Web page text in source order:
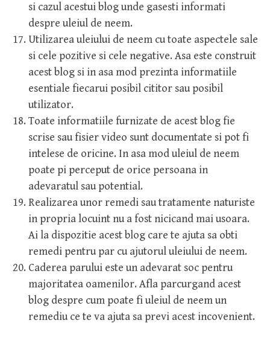
si cazul acestui blog unde gasesti informati
despre uleiul de neem.
Utilizarea uleiului de neem cu toate aspectele sale
si cele pozitive si cele negative. Asa este construit
acest blog si in asa mod prezinta informatiile
esentiale fiecarui posibil cititor sau posibil
utilizator.
Toate informatiile furnizate de acest blog fie
scrise sau fisier video sunt documentate si pot fi
intelese de oricine. In asa mod uleiul de neem
poate pi perceput de orice persoana in
adevaratul sau potential.
Realizarea unor remedi sau tratamente naturiste
in propria locuint nu a fost nicicand mai usoara.
Ai la dispozitie acest blog care te ajuta sa obti
remedi pentru par cu ajutorul uleiului de neem.
Caderea parului este un adevarat soc pentru
majoritatea oamenilor. Afla parcurgand acest
blog despre cum poate fi uleiul de neem un
remediu ce te va ajuta sa previ acest incovenient.